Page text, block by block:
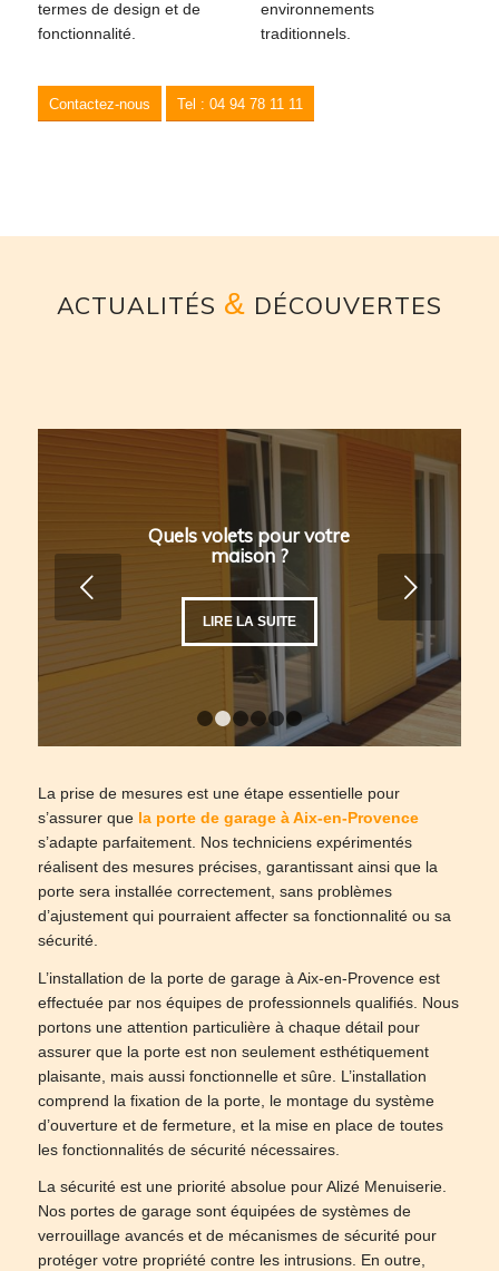
termes de design et de
fonctionnalité.
environnements
traditionnels.
Contactez-nous Tel : 04 94 78 11 11
ACTUALITÉS & DÉCOUVERTES
Quels volets pour votre
maison ?
LIRE LA SUITE
Suivant
1 4 5
La prise de mesures est une étape essentielle pour
s’assurer que la porte de garage à Aix-en-Provence
s’adapte parfaitement. Nos techniciens expérimentés
réalisent des mesures précises, garantissant ainsi que la
porte sera installée correctement, sans problèmes
d’ajustement qui pourraient affecter sa fonctionnalité ou sa
sécurité.
L’installation de la porte de garage à Aix-en-Provence est
effectuée par nos équipes de professionnels qualifiés. Nous
portons une attention particulière à chaque détail pour
assurer que la porte est non seulement esthétiquement
plaisante, mais aussi fonctionnelle et sûre. L’installation
comprend la fixation de la porte, le montage du système
d’ouverture et de fermeture, et la mise en place de toutes
les fonctionnalités de sécurité nécessaires.
La sécurité est une priorité absolue pour Alizé Menuiserie.
Nos portes de garage sont équipées de systèmes de
verrouillage avancés et de mécanismes de sécurité pour
protéger votre propriété contre les intrusions. En outre,